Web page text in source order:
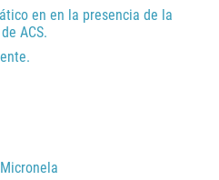
en en la presencia de la
ACS.